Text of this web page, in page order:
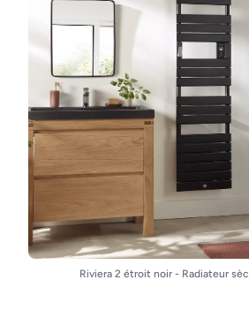
Riviera 2 étroit noir - Radiateur